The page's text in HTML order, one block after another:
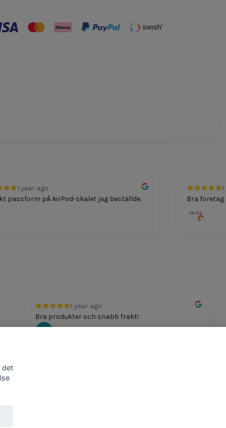
1 year ago
på AirPod-skalet jag beställde.
1
Bra företag
Som Dutt
1 year ago
Bra produkter och snabb frakt!
det